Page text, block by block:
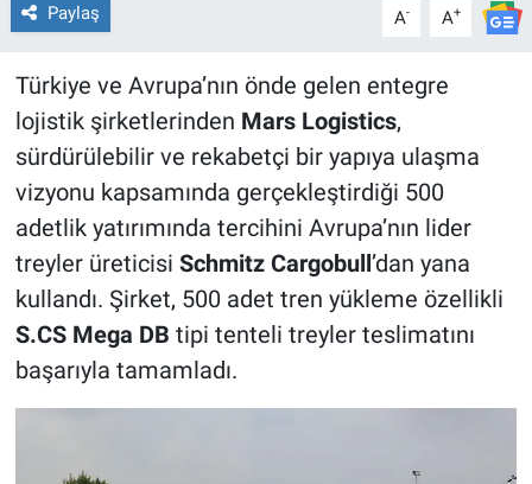
Paylaş A- A+
Türkiye ve Avrupa’nın önde gelen entegre
lojistik şirketlerinden Mars Logistics,
sürdürülebilir ve rekabetçi bir yapıya ulaşma
vizyonu kapsamında gerçekleştirdiği 500
adetlik yatırımında tercihini Avrupa’nın lider
treyler üreticisi Schmitz Cargobull’dan yana
kullandı. Şirket, 500 adet tren yükleme özellikli
S.CS Mega DB tipi tenteli treyler teslimatını
başarıyla tamamladı.